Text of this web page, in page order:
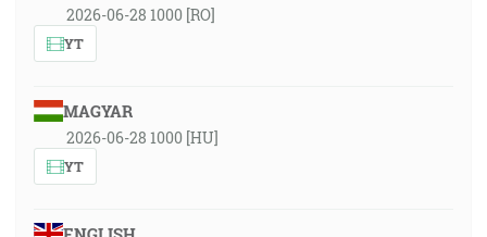
2026-06-28 1000 [RO]
YT
MAGYAR
2026-06-28 1000 [HU]
YT